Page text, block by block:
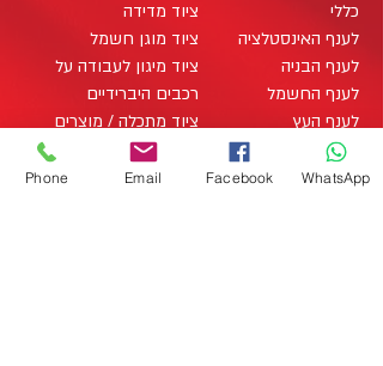
office@zo-tool.com
ציוד מדידה
ציוד מוגן חשמל
ציוד מיגון לעבודה על
רכבים היברידיים
ציוד מתכלה / מוצרים
מתכלים
תאורה
כללי
לענף האינסטלציה
לענף הבניה
לענף החשמל
לענף העץ
מארזי כלי עבודה
מארזים
Phone Email Facebook WhatsApp